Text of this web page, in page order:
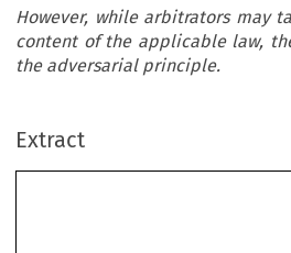
However, while arbitrators may
content of the applicable law,
the adversarial principle.
Extract